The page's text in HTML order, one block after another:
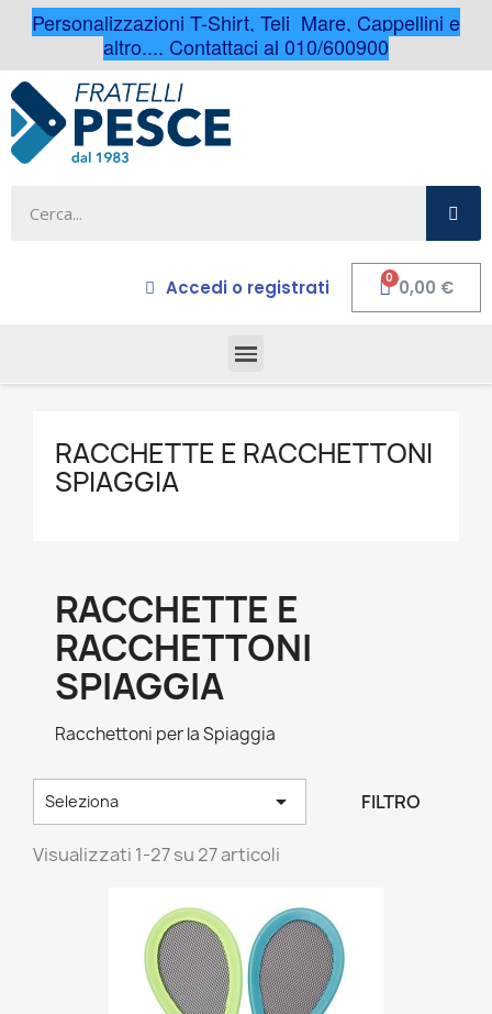
Personalizzazioni T-Shirt, Teli Mare, Cappellini e
altro.... Contattaci al 010/600900
Accedi o registrati 0,00 €
RACCHETTE E RACCHETTONI
SPIAGGIA
RACCHETTE E
RACCHETTONI
SPIAGGIA
Racchettoni per la Spiaggia
Seleziona  FILTRO
Visualizzati 1-27 su 27 articoli